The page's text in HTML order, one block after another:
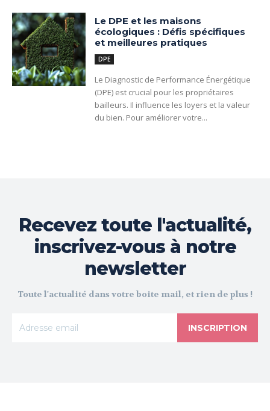
Le DPE et les maisons
écologiques : Défis spécifiques
et meilleures pratiques
DPE
Le Diagnostic de Performance Énergétique
(DPE) est crucial pour les propriétaires
bailleurs. Il influence les loyers et la valeur
du bien. Pour améliorer votre...
Recevez toute l'actualité,
inscrivez-vous à notre
newsletter
Toute l'actualité dans votre boite mail, et rien de plus !
INSCRIPTION